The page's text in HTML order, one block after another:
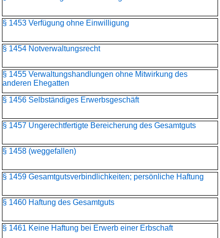
§ 1453 Verfügung ohne Einwilligung
§ 1454 Notverwaltungsrecht
§ 1455 Verwaltungshandlungen ohne Mitwirkung des
anderen Ehegatten
§ 1456 Selbständiges Erwerbsgeschäft
§ 1457 Ungerechtfertigte Bereicherung des Gesamtguts
§ 1458 (weggefallen)
§ 1459 Gesamtgutsverbindlichkeiten; persönliche Haftung
§ 1460 Haftung des Gesamtguts
§ 1461 Keine Haftung bei Erwerb einer Erbschaft